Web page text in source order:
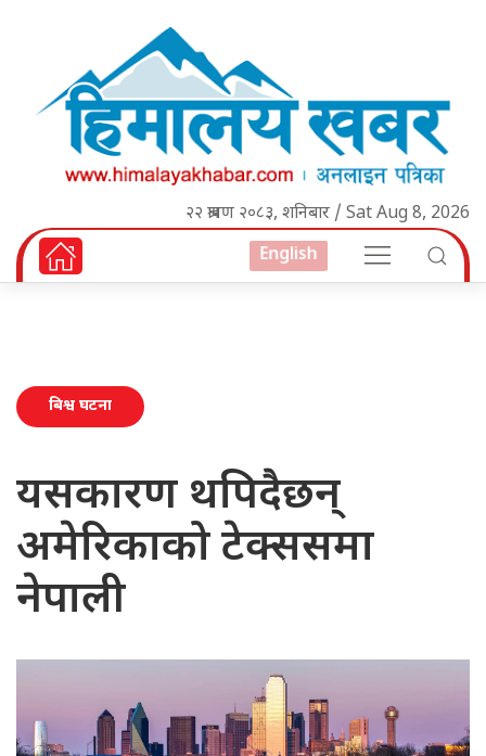
२२ श्रावण २०८३, शनिबार / Sat Aug 8, 2026
English
बिश्व घटना
यसकारण थपिदैछन्
अमेरिकाको टेक्ससमा
नेपाली